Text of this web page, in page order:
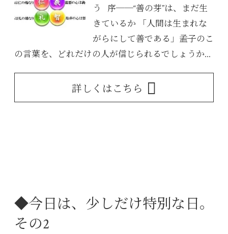
う 序──“善の芽”は、まだ生
きているか 「人間は生まれな
がらにして善である」――孟子のこ
の言葉を、どれだけの人が信じられるでしょうか...
詳しくはこちら
◆今日は、少しだけ特別な日。
その2